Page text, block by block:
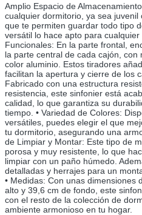
Amplio Espacio de
cualquier dormitorio, ya sea
que te permiten guardar todo tipo
versátil lo hace apto para
Funcionales: En la parte frontal,
la parte central de cada cajón,
color aluminio. Estos tiradores
facilitan la apertura y cierre de los
Fabricado con una estructura
resistencia, este sinfonier está
calidad, lo que garantiza su
tiempo. • Variedad de Colores:
versátiles, puedes elegir el que
tu dormitorio, asegurando una
de Limpiar y Montar: Este tipo de
porosa y muy resistente, lo que
limpiar con un paño húmedo.
detalladas y herrajes para un
• Medidas: Con unas dimensiones
alto y 39,6 cm de fondo, este
con el resto de la colección de
ambiente armonioso en tu hogar.